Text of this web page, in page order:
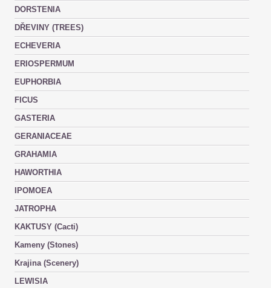
DORSTENIA
DŘEVINY (TREES)
ECHEVERIA
ERIOSPERMUM
EUPHORBIA
FICUS
GASTERIA
GERANIACEAE
GRAHAMIA
HAWORTHIA
IPOMOEA
JATROPHA
KAKTUSY (Cacti)
Kameny (Stones)
Krajina (Scenery)
LEWISIA